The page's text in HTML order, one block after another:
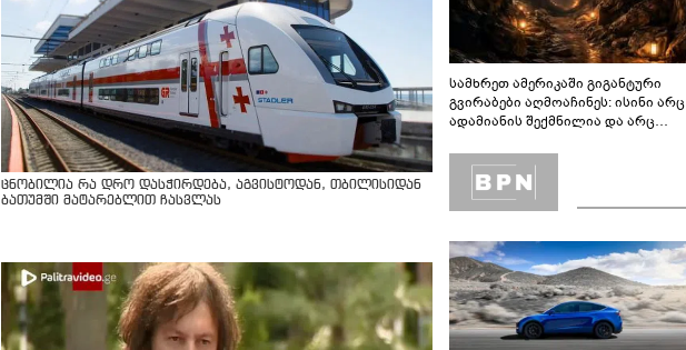
ცნობილია რა დრო დასჭირდება, აგვისტოდან, თბილისიდან
ბათუმში მატარებლით ჩასვლას
სამხრეთ ამერიკაში გიგანტური
გვირაბები აღმოაჩინეს: ისინი არც
ადამიანის შექმნილია და არც
ლაბირინთები?